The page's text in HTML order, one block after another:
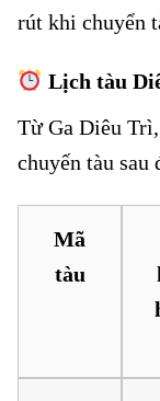
rút khi chuyển
Lịch tàu
Từ Ga Diêu
chuyến tàu sau
Mã
tàu